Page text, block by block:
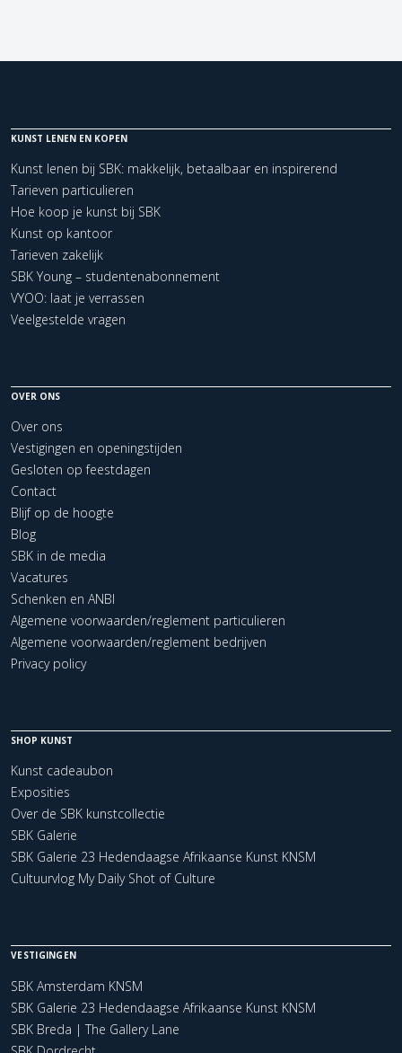
KUNST LENEN EN KOPEN
Kunst lenen bij SBK: makkelijk, betaalbaar en inspirerend
Tarieven particulieren
Hoe koop je kunst bij SBK
Kunst op kantoor
Tarieven zakelijk
SBK Young – studentenabonnement
VYOO: laat je verrassen
Veelgestelde vragen
OVER ONS
Over ons
Vestigingen en openingstijden
Gesloten op feestdagen
Contact
Blijf op de hoogte
Blog
SBK in de media
Vacatures
Schenken en ANBI
Algemene voorwaarden/reglement particulieren
Algemene voorwaarden/reglement bedrijven
Privacy policy
SHOP KUNST
Kunst cadeaubon
Exposities
Over de SBK kunstcollectie
SBK Galerie
SBK Galerie 23 Hedendaagse Afrikaanse Kunst KNSM
Cultuurvlog My Daily Shot of Culture
VESTIGINGEN
SBK Amsterdam KNSM
SBK Galerie 23 Hedendaagse Afrikaanse Kunst KNSM
SBK Breda | The Gallery Lane